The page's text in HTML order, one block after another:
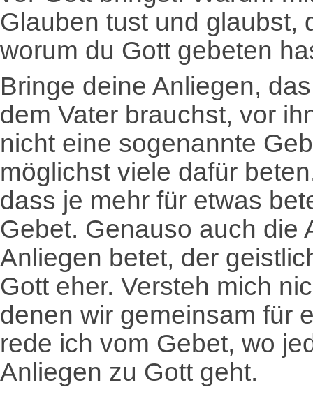
Glauben tust und glaubst,
worum du Gott gebeten
Bringe deine Anliegen,
dem Vater brauchst, vor
nicht eine sogenannte
möglichst viele dafür
dass je mehr für etwas
Gebet. Genauso auch die
Anliegen betet, der
Gott eher. Versteh mich
denen wir gemeinsam für
rede ich vom Gebet, wo
Anliegen zu Gott geht.